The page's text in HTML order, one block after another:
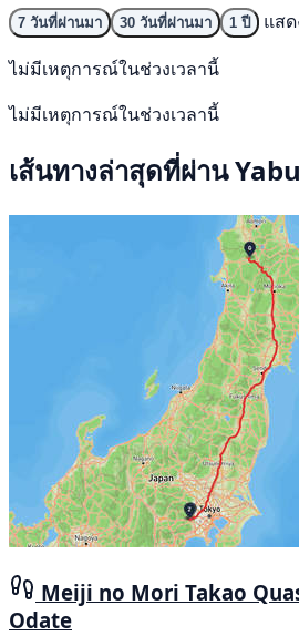
7 วันที่ผ่านมา 30 วันที่ผ่านมา 1 ปี
แส
ไม่มีเหตุการณ์ในช่วงเวลานี้
ไม่มีเหตุการณ์ในช่วงเวลานี้
เส้นทางล่าสุดที่ผ่าน
Meiji no Mori Takao
Odate